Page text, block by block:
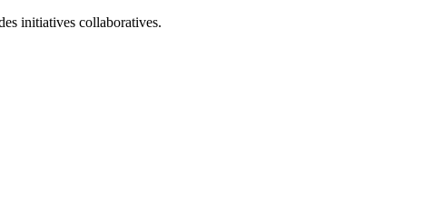
initiatives collaboratives.